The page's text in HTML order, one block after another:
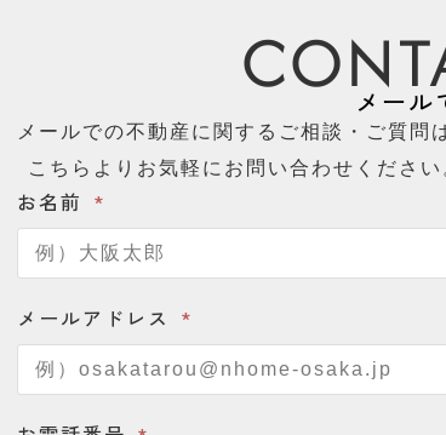
メール
メールでの不動産に関するご相談・ご質問
こちらよりお気軽にお問い合わせください
お名前
メールアドレス